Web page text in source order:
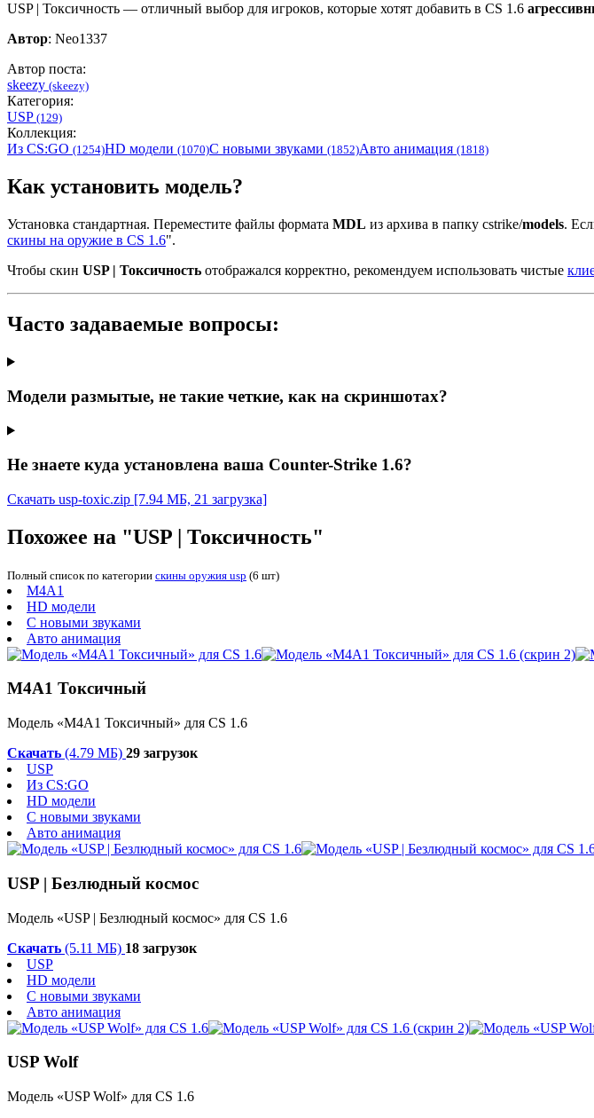
USP | Токсичность — отличный выбор для игроков, которые хотят добавить в CS 1.6
Автор: Neo1337
Автор поста:
skeezy (skeezy)
Категория:
USP (129)
Коллекция:
Из CS:GO (1254)HD модели (1070)С новыми звуками (1852)Авто анимация (1818)
Как установить модель?
Установка стандартная. Переместите файлы формата MDL из архива в папку cstrike/models.
скины на оружие в CS 1.6".
Чтобы скин USP | Токсичность отображался корректно, рекомендуем использовать чистые
Часто задаваемые вопросы:
Модели размытые, не такие четкие, как на скриншотах?
Не знаете куда установлена ваша Counter-Strike 1.6?
Скачать usp-toxic.zip [7.94 МБ, 21 загрузка]
Похожее на "USP | Токсичность"
Полный список по категории скины оружия usp (6 шт)
M4A1
HD модели
С новыми звуками
Авто анимация
М4А1 Токсичный
Модель «М4А1 Токсичный» для CS 1.6
Скачать (4.79 МБ) 29 загрузок
USP
Из CS:GO
HD модели
С новыми звуками
Авто анимация
USP | Безлюдный космос
Модель «USP | Безлюдный космос» для CS 1.6
Скачать (5.11 МБ) 18 загрузок
USP
HD модели
С новыми звуками
Авто анимация
USP Wolf
Модель «USP Wolf» для CS 1.6